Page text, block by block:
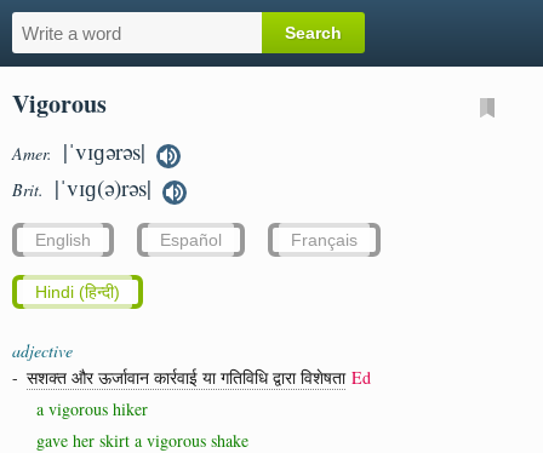
Vigorous
Amer. |ˈvɪɡərəs|
Brit. |ˈvɪɡ(ə)rəs|
English Español Français
Hindi (हिन्दी)
adjective
- सशक्त और ऊर्जावान कार्रवाई या गतिविधि द्वारा विशेषता Ed
a vigorous hiker
gave her skirt a vigorous shake